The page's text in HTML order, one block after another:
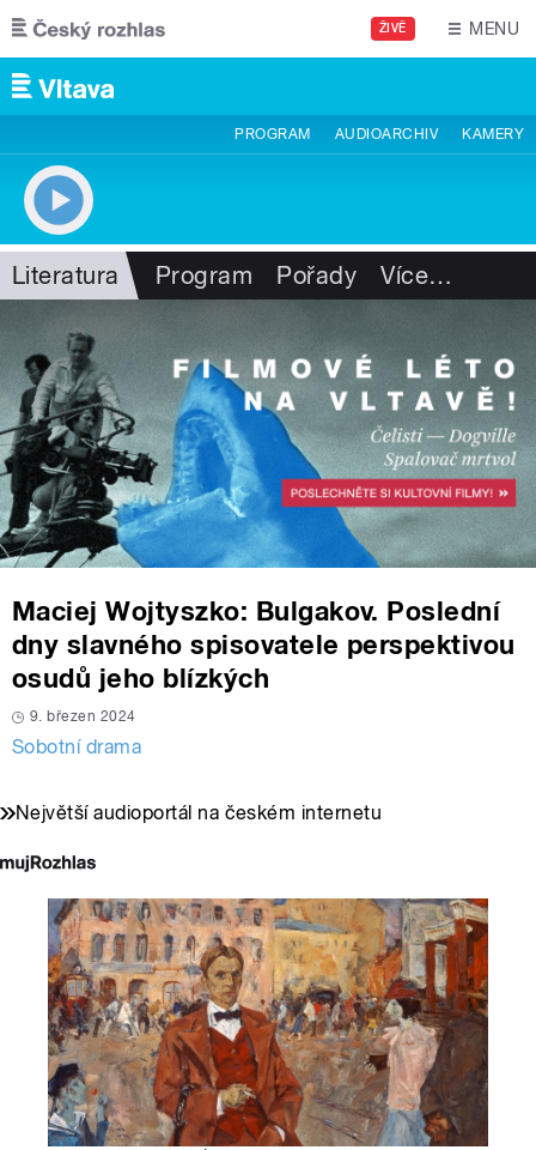
Přejít k hlavnímu obsahu
ŽIVĚ MENU
PROGRAM AUDIOARCHIV KAMERY
Literatura Program Pořady Více…
Maciej Wojtyszko: Bulgakov. Poslední
dny slavného spisovatele perspektivou
osudů jeho blízkých
9. březen 2024
Sobotní drama
Největší audioportál na českém internetu